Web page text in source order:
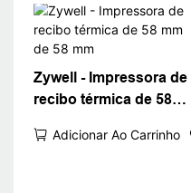
Zywell - Impressora de
recibo térmica de 58
Adicionar Ao Carrinho